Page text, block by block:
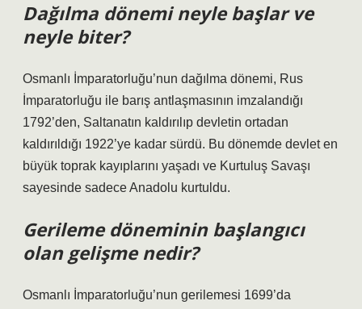
Dağılma dönemi neyle başlar ve
neyle biter?
Osmanlı İmparatorluğu’nun dağılma dönemi, Rus
İmparatorluğu ile barış antlaşmasının imzalandığı
1792’den, Saltanatın kaldırılıp devletin ortadan
kaldırıldığı 1922’ye kadar sürdü. Bu dönemde devlet en
büyük toprak kayıplarını yaşadı ve Kurtuluş Savaşı
sayesinde sadece Anadolu kurtuldu.
Gerileme döneminin başlangıcı
olan gelişme nedir?
Osmanlı İmparatorluğu’nun gerilemesi 1699’da